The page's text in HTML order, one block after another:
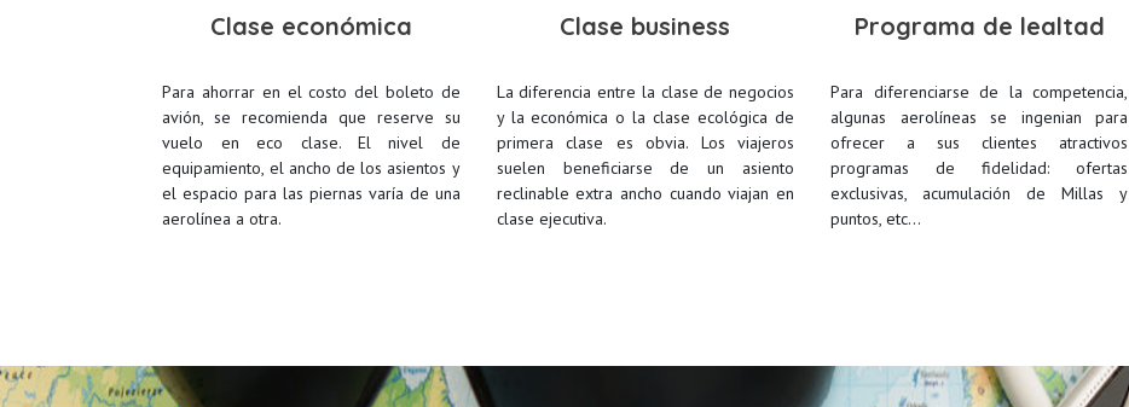
Clase económica
Para ahorrar en el costo del boleto de
avión, se recomienda que reserve su
vuelo en eco clase. El nivel de
equipamiento, el ancho de los asientos y
el espacio para las piernas varía de una
aerolínea a otra.
Clase business
La diferencia entre la clase de negocios
y la económica o la clase ecológica de
primera clase es obvia. Los viajeros
suelen beneficiarse de un asiento
reclinable extra ancho cuando viajan en
clase ejecutiva.
Programa de lealtad
Para diferenciarse de la competencia,
algunas aerolíneas se ingenian para
ofrecer a sus clientes atractivos
programas de fidelidad: ofertas
exclusivas, acumulación de Millas y
puntos, etc…